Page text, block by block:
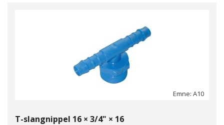
Emne: A10
T-slangnippel 16 × 3/4" × 16